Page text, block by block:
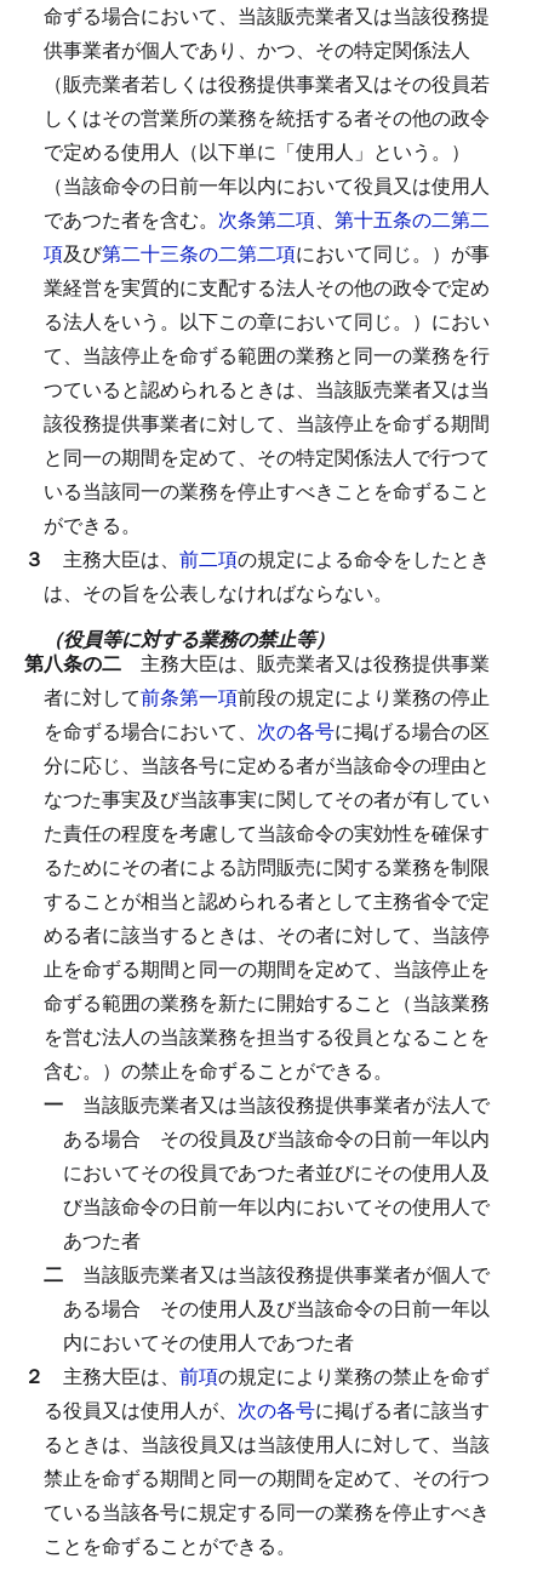
命ずる場合において、当該販売業者又は当該役務提
供事業者が個人であり、かつ、その特定関係法人
（販売業者若しくは役務提供事業者又はその役員若
しくはその営業所の業務を統括する者その他の政令
で定める使用人（以下単に「使用人」という。）
（当該命令の日前一年以内において役員又は使用人
であつた者を含む。 次条第二項、 第十五条の二第二
項及び第二十三条の二第二項において同じ。）が事
業経営を実質的に支配する法人その他の政令で定め
る法人をいう。以下この章において同じ。）におい
て、当該停止を命ずる範囲の業務と同一の業務を行
つていると認められるときは、当該販売業者又は当
該役務提供事業者に対して、当該停止を命ずる期間
と同一の期間を定めて、その特定関係法人で行つて
いる当該同一の業務を停止すべきことを命ずること
ができる。
３ 主務大臣は、 前二項の規定による命令をしたとき
は、その旨を公表しなければならない。
（役員等に対する業務の禁止等）
第八条の二 主務大臣は、販売業者又は役務提供事業
者に対して前条第一項前段の規定により業務の停止
を命ずる場合において、 次の各号に掲げる場合の区
分に応じ、当該各号に定める者が当該命令の理由と
なつた事実及び当該事実に関してその者が有してい
た責任の程度を考慮して当該命令の実効性を確保す
るためにその者による訪問販売に関する業務を制限
することが相当と認められる者として主務省令で定
める者に該当するときは、その者に対して、当該停
止を命ずる期間と同一の期間を定めて、当該停止を
命ずる範囲の業務を新たに開始すること（当該業務
を営む法人の当該業務を担当する役員となることを
含む。）の禁止を命ずることができる。
一 当該販売業者又は当該役務提供事業者が法人で
ある場合
その役員及び当該命令の日前一年以内
においてその役員であつた者並びにその使用人及
び当該命令の日前一年以内においてその使用人で
あつた者
二 当該販売業者又は当該役務提供事業者が個人で
ある場合
その使用人及び当該命令の日前一年以
内においてその使用人であつた者
２ 主務大臣は、 前項の規定により業務の禁止を命ず
る役員又は使用人が、 次の各号に掲げる者に該当す
るときは、当該役員又は当該使用人に対して、当該
禁止を命ずる期間と同一の期間を定めて、その行つ
ている当該各号に規定する同一の業務を停止すべき
ことを命ずることができる。